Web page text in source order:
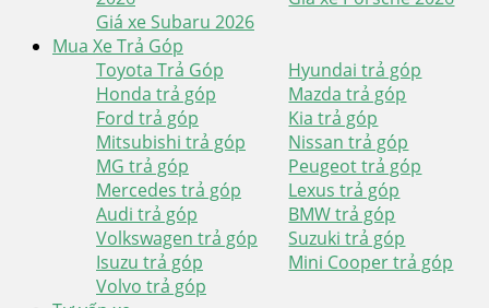
Giá xe Subaru 2026
Mua Xe Trả Góp
Toyota Trả Góp
Hyundai trả góp
Honda trả góp
Mazda trả góp
Ford trả góp
Kia trả góp
Mitsubishi trả góp
Nissan trả góp
MG trả góp
Peugeot trả góp
Mercedes trả góp
Lexus trả góp
Audi trả góp
BMW trả góp
Volkswagen trả góp
Suzuki trả góp
Isuzu trả góp
Mini Cooper trả góp
Volvo trả góp